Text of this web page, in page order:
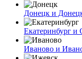
Донецк и
Екатеринбург и
Иваново и